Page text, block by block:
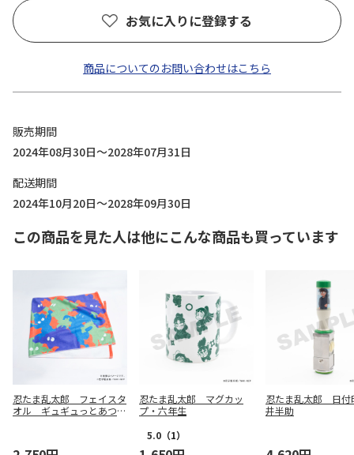
お気に入りに登録する
商品についてのお問い合わせはこちら
販売期間
2024年08月30日～2028年07月31日
配送期間
2024年10月20日～2028年09月30日
この商品を見た人は他にこんな商品も買っています
忍たま乱太郎 フェイスタ
オル ギュギュっとあつま
忍たま乱太郎 マグカッ
プ・六年生
5.0 （1）
忍たま乱太郎 日付
井半助